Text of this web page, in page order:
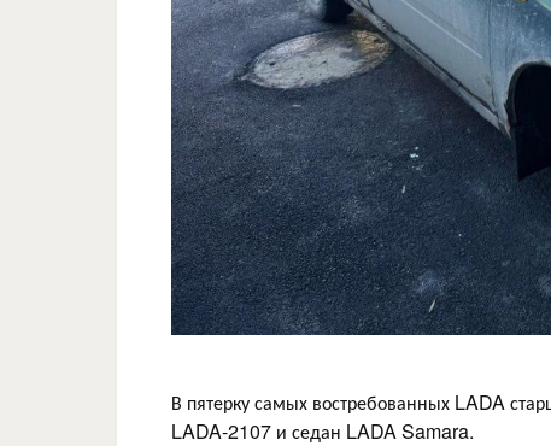
В пятерку самых востребованных LADA
LADA-2107 и седан LADA Samara.